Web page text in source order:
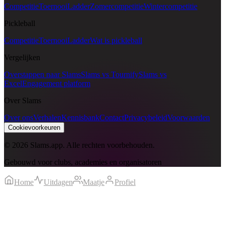
CompetitieToernooiLadderZomercompetitieWintercompetitie
Pickleball
CompetitieToernooiLadderWat is pickleball
Vergelijken
Overstappen naar SlamsSlams vs TournifySlams vs
ExcelEngagement platform
Over Slams
Over onsVerhalenKennisbankContactPrivacybeleidVoorwaarden
Cookievoorkeuren
© 2026 Slams.app. Alle rechten voorbehouden.
Gebouwd voor clubs, academies en organisatoren
Home Uitdagen Maatje Profiel